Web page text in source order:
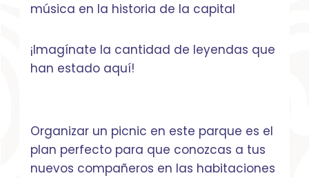
música en la historia de la capital
¡Imagínate la cantidad de leyendas que
han estado aquí!
Organizar un picnic en este parque es el
plan perfecto para que conozcas a tus
nuevos compañeros en las habitaciones